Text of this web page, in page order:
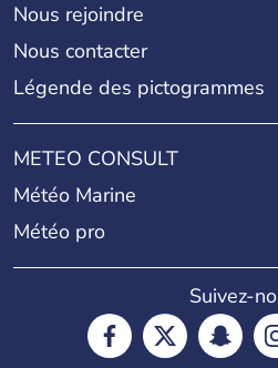
Nous rejoindre
Nous contacter
Légende des pictogrammes
METEO CONSULT
Météo Marine
Météo pro
Suivez-